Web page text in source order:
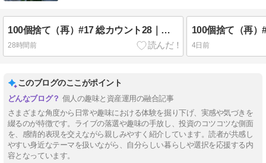
100個捨て（再）#17 総カウント28｜ノベルティのおもちゃ
28時間前 4日前
このブログのここがポイント
個人の趣味と資産運用の融合記事
さまざまな角度から日常や趣味における体験を掘り下げ、実感や気づきを
綴るのが特徴です。ライブの落選や趣味の手放し、投資のコツコツな側面
を、感情的表現を交えながら親しみやすく紹介しています。読者が共感し
やすい身近なテーマを扱いながら、自分らしい暮らしや選択を応援する内
容となっています。